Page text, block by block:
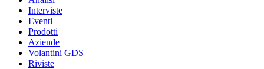
Interviste
Eventi
Prodotti
Aziende
Volantini GDS
Riviste